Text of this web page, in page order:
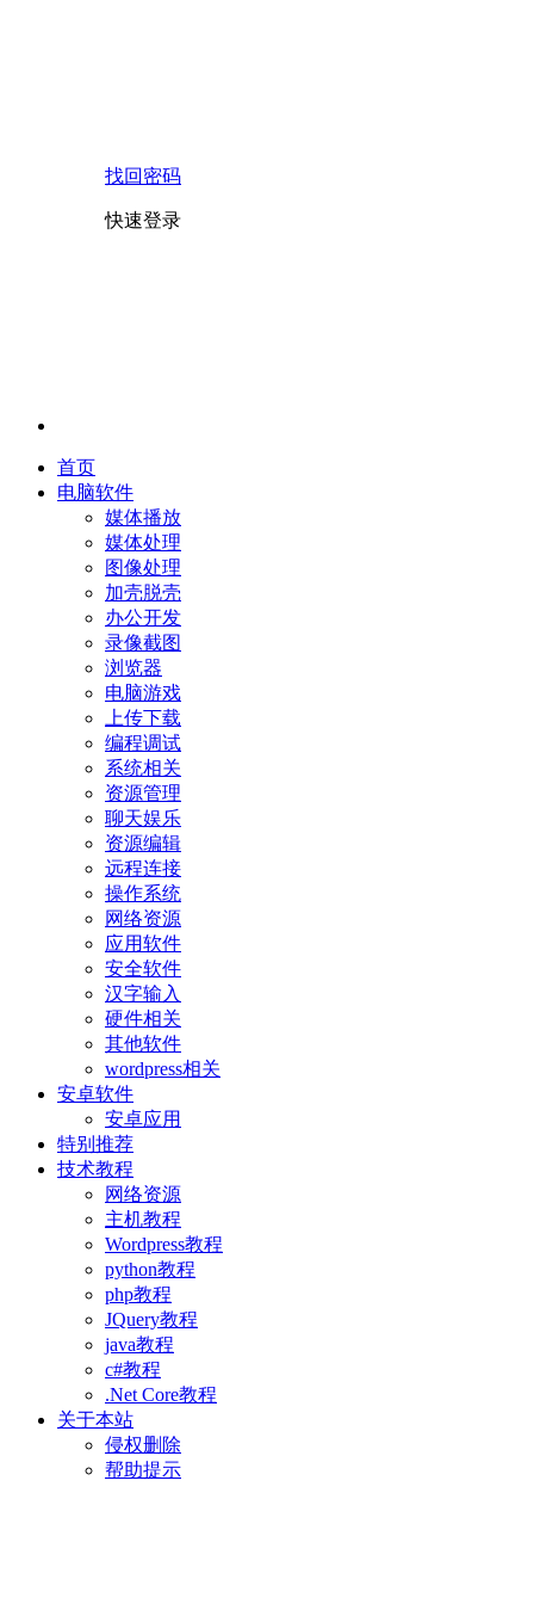
找回密码
快速登录
首页
电脑软件
媒体播放
媒体处理
图像处理
加壳脱壳
办公开发
录像截图
浏览器
电脑游戏
上传下载
编程调试
系统相关
资源管理
聊天娱乐
资源编辑
远程连接
操作系统
网络资源
应用软件
安全软件
汉字输入
硬件相关
其他软件
wordpress相关
安卓软件
安卓应用
特别推荐
技术教程
网络资源
主机教程
Wordpress教程
python教程
php教程
JQuery教程
java教程
c#教程
.Net Core教程
关于本站
侵权删除
帮助提示